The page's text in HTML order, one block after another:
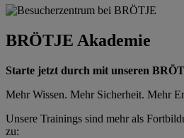
BRÖTJE Akademie
Starte jetzt durch mit unseren
Mehr Wissen. Mehr Sicherheit. Mehr
Unsere Trainings sind mehr als
zu: